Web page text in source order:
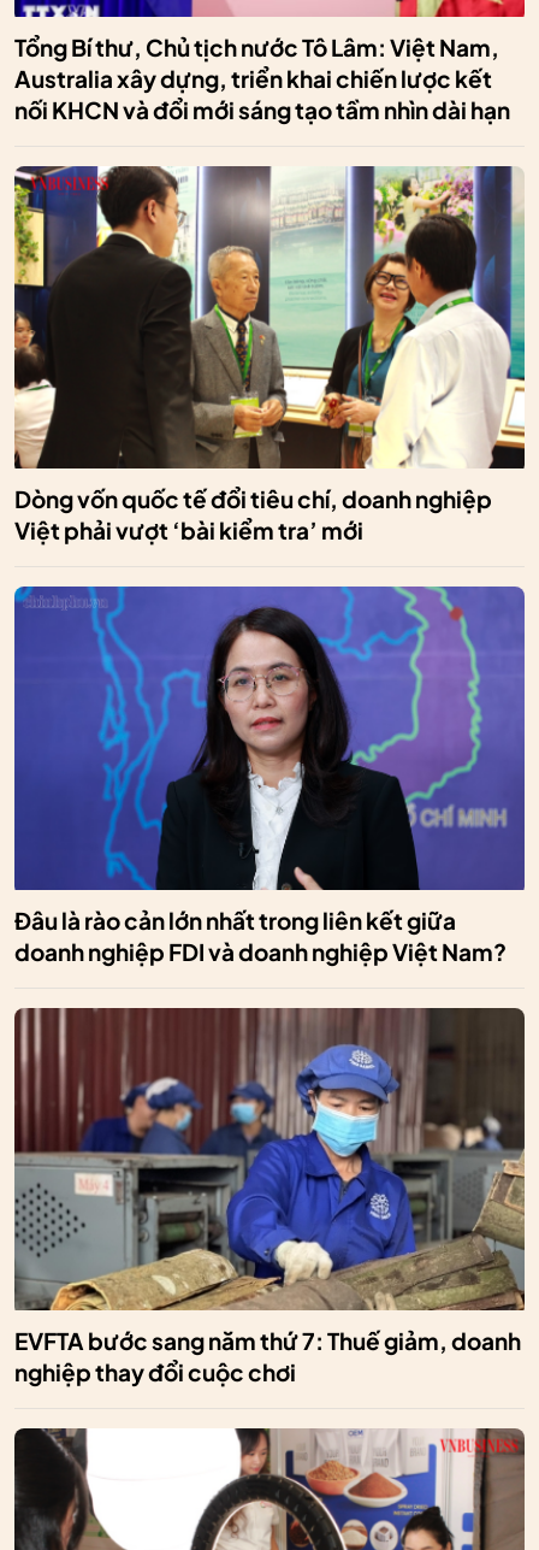
Tổng Bí thư, Chủ tịch nước Tô Lâm: Việt Nam,
Australia xây dựng, triển khai chiến lược kết
nối KHCN và đổi mới sáng tạo tầm nhìn dài hạn
Dòng vốn quốc tế đổi tiêu chí, doanh nghiệp
Việt phải vượt ‘bài kiểm tra’ mới
Đâu là rào cản lớn nhất trong liên kết giữa
doanh nghiệp FDI và doanh nghiệp Việt Nam?
EVFTA bước sang năm thứ 7: Thuế giảm, doanh
nghiệp thay đổi cuộc chơi